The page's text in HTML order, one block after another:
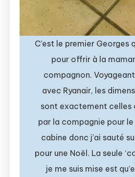
C’est le premier Georges
pour offrir à la
compagnon.
avec Ryanair, les
sont exactement celles
par la compagnie pour
cabine donc j’ai sauté
pour une Noël. La seule
je me suis mise est